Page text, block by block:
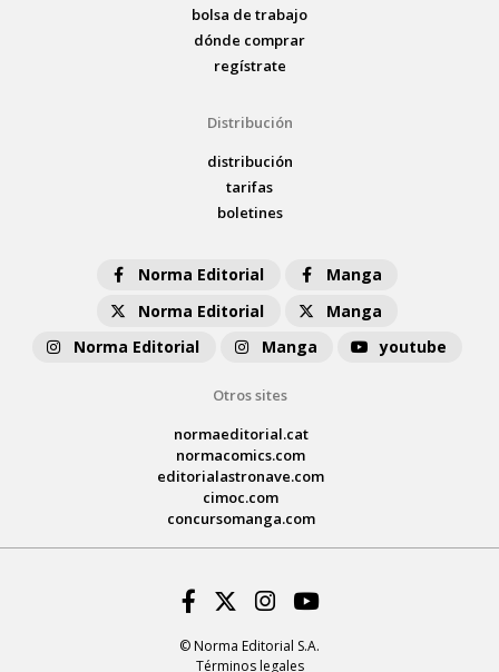
bolsa de trabajo
dónde comprar
regístrate
Distribución
distribución
tarifas
boletines
Norma Editorial
Manga
Norma Editorial
Manga
Norma Editorial
Manga youtube
Otros sites
normaeditorial.cat
normacomics.com
editorialastronave.com
cimoc.com
concursomanga.com
© Norma Editorial S.A.
Términos legales
Facebook
Twitter
Instagram
Youtube